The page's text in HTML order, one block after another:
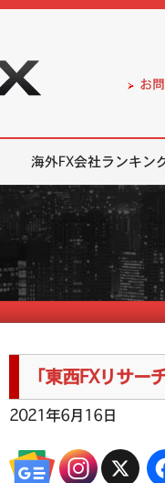
お
海外FX会社ランキン
「東西FXリサ
2021年6月16日